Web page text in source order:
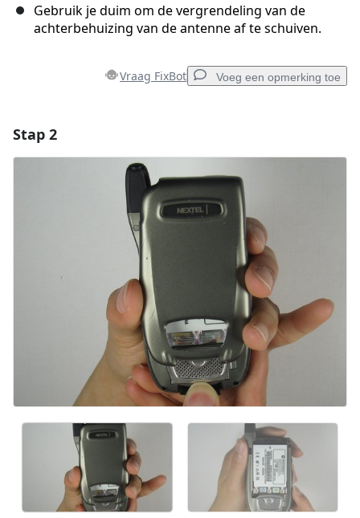
Gebruik je duim om de vergrendeling van de
achterbehuizing van de antenne af te schuiven.
Vraag FixBot Voeg een opmerking toe
Voeg opmerking toe
Plaats opmerking
Stap 2